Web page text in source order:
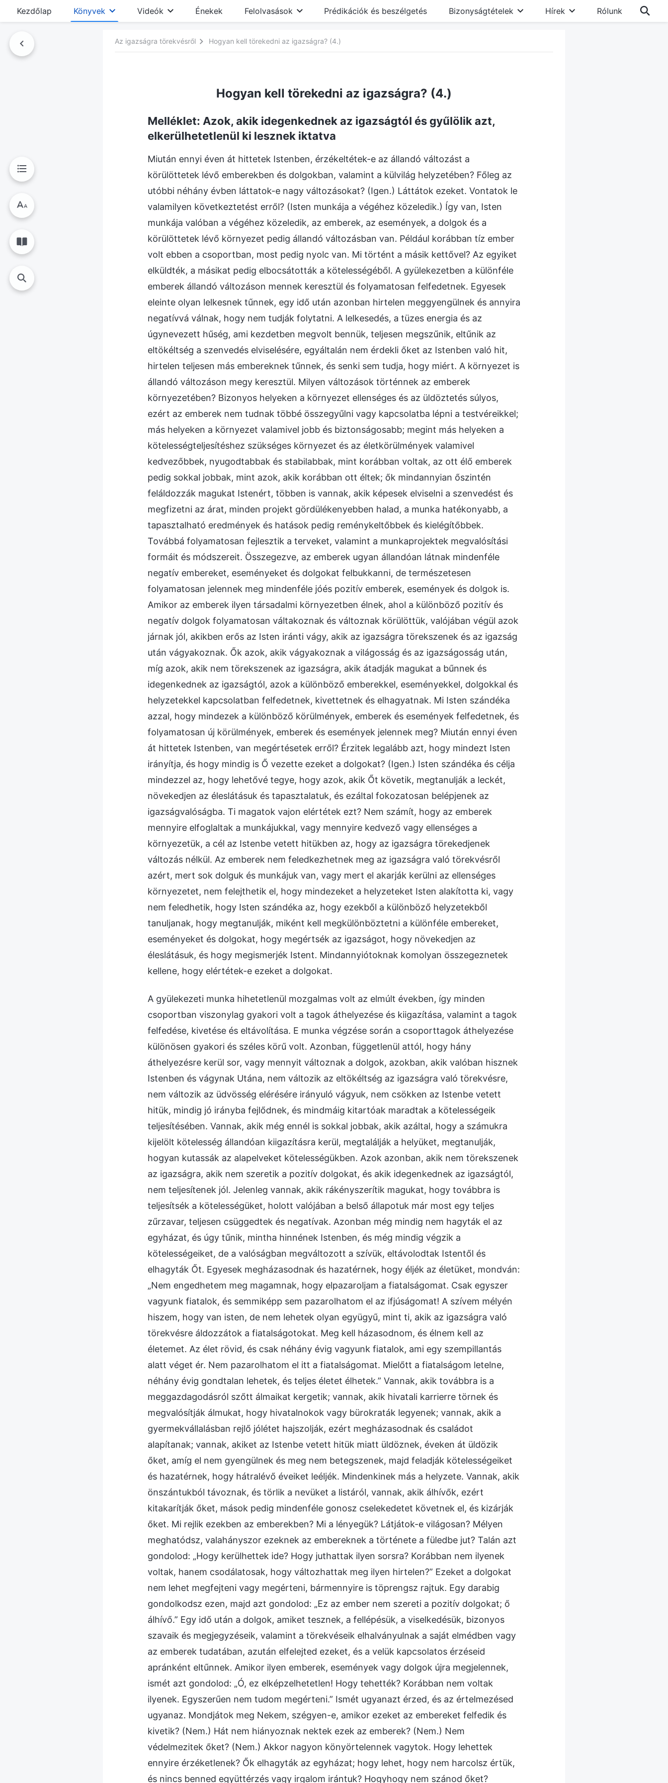
Kezdőlap Könyvek Videók Énekek Felolvasások Prédikációk és beszélgetés Bizonyságtételek Hírek Rólunk
Az igazságra törekvésről Hogyan kell törekedni az igazságra? (4.)
Hogyan kell törekedni az igazságra? (4.)
Melléklet: Azok, akik idegenkednek az igazságtól és gyűlölik azt,
elkerülhetetlenül ki lesznek iktatva
Miután ennyi éven át hittetek Istenben, érzékeltétek-e az állandó változást a
körülöttetek lévő emberekben és dolgokban, valamint a külvilág helyzetében? Főleg az
utóbbi néhány évben láttatok-e nagy változásokat? (Igen.) Láttátok ezeket. Vontatok le
valamilyen következtetést erről? (Isten munkája a végéhez közeledik.) Így van, Isten
munkája valóban a végéhez közeledik, az emberek, az események, a dolgok és a
körülöttetek lévő környezet pedig állandó változásban van. Például korábban tíz ember
volt ebben a csoportban, most pedig nyolc van. Mi történt a másik kettővel? Az egyiket
elküldték, a másikat pedig elbocsátották a kötelességéből. A gyülekezetben a különféle
emberek állandó változáson mennek keresztül és folyamatosan felfedetnek. Egyesek
eleinte olyan lelkesnek tűnnek, egy idő után azonban hirtelen meggyengülnek és annyira
negatívvá válnak, hogy nem tudják folytatni. A lelkesedés, a tüzes energia és az
úgynevezett hűség, ami kezdetben megvolt bennük, teljesen megszűnik, eltűnik az
eltökéltség a szenvedés elviselésére, egyáltalán nem érdekli őket az Istenben való hit,
hirtelen teljesen más embereknek tűnnek, és senki sem tudja, hogy miért. A környezet is
állandó változáson megy keresztül. Milyen változások történnek az emberek
környezetében? Bizonyos helyeken a környezet ellenséges és az üldöztetés súlyos,
ezért az emberek nem tudnak többé összegyűlni vagy kapcsolatba lépni a testvéreikkel;
más helyeken a környezet valamivel jobb és biztonságosabb; megint más helyeken a
kötelességteljesítéshez szükséges környezet és az életkörülmények valamivel
kedvezőbbek, nyugodtabbak és stabilabbak, mint korábban voltak, az ott élő emberek
pedig sokkal jobbak, mint azok, akik korábban ott éltek; ők mindannyian őszintén
feláldozzák magukat Istenért, többen is vannak, akik képesek elviselni a szenvedést és
megfizetni az árat, minden projekt gördülékenyebben halad, a munka hatékonyabb, a
tapasztalható eredmények és hatások pedig reménykeltőbbek és kielégítőbbek.
Továbbá folyamatosan fejlesztik a terveket, valamint a munkaprojektek megvalósítási
formáit és módszereit. Összegezve, az emberek ugyan állandóan látnak mindenféle
negatív embereket, eseményeket és dolgokat felbukkanni, de természetesen
folyamatosan jelennek meg mindenféle jóés pozitív emberek, események és dolgok is.
Amikor az emberek ilyen társadalmi környezetben élnek, ahol a különböző pozitív és
negatív dolgok folyamatosan váltakoznak és változnak körülöttük, valójában végül azok
járnak jól, akikben erős az Isten iránti vágy, akik az igazságra törekszenek és az igazság
után vágyakoznak. Ők azok, akik vágyakoznak a világosság és az igazságosság után,
míg azok, akik nem törekszenek az igazságra, akik átadják magukat a bűnnek és
idegenkednek az igazságtól, azok a különböző emberekkel, eseményekkel, dolgokkal és
helyzetekkel kapcsolatban felfedetnek, kivettetnek és elhagyatnak. Mi Isten szándéka
azzal, hogy mindezek a különböző körülmények, emberek és események felfedetnek, és
folyamatosan új körülmények, emberek és események jelennek meg? Miután ennyi éven
át hittetek Istenben, van megértésetek erről? Érzitek legalább azt, hogy mindezt Isten
irányítja, és hogy mindig is Ő vezette ezeket a dolgokat? (Igen.) Isten szándéka és célja
mindezzel az, hogy lehetővé tegye, hogy azok, akik Őt követik, megtanulják a leckét,
növekedjen az éleslátásuk és tapasztalatuk, és ezáltal fokozatosan belépjenek az
igazságvalóságba. Ti magatok vajon elértétek ezt? Nem számít, hogy az emberek
mennyire elfoglaltak a munkájukkal, vagy mennyire kedvező vagy ellenséges a
környezetük, a cél az Istenbe vetett hitükben az, hogy az igazságra törekedjenek
változás nélkül. Az emberek nem feledkezhetnek meg az igazságra való törekvésről
azért, mert sok dolguk és munkájuk van, vagy mert el akarják kerülni az ellenséges
környezetet, nem felejthetik el, hogy mindezeket a helyzeteket Isten alakította ki, vagy
nem feledhetik, hogy Isten szándéka az, hogy ezekből a különböző helyzetekből
tanuljanak, hogy megtanulják, miként kell megkülönböztetni a különféle embereket,
eseményeket és dolgokat, hogy megértsék az igazságot, hogy növekedjen az
éleslátásuk, és hogy megismerjék Istent. Mindannyiótoknak komolyan összegeznetek
kellene, hogy elértétek-e ezeket a dolgokat.
A gyülekezeti munka hihetetlenül mozgalmas volt az elmúlt években, így minden
csoportban viszonylag gyakori volt a tagok áthelyezése és kiigazítása, valamint a tagok
felfedése, kivetése és eltávolítása. E munka végzése során a csoporttagok áthelyezése
különösen gyakori és széles körű volt. Azonban, függetlenül attól, hogy hány
áthelyezésre kerül sor, vagy mennyit változnak a dolgok, azokban, akik valóban hisznek
Istenben és vágynak Utána, nem változik az eltökéltség az igazságra való törekvésre,
nem változik az üdvösség elérésére irányuló vágyuk, nem csökken az Istenbe vetett
hitük, mindig jó irányba fejlődnek, és mindmáig kitartóak maradtak a kötelességeik
teljesítésében. Vannak, akik még ennél is sokkal jobbak, akik azáltal, hogy a számukra
kijelölt kötelesség állandóan kiigazításra kerül, megtalálják a helyüket, megtanulják,
hogyan kutassák az alapelveket kötelességükben. Azok azonban, akik nem törekszenek
az igazságra, akik nem szeretik a pozitív dolgokat, és akik idegenkednek az igazságtól,
nem teljesítenek jól. Jelenleg vannak, akik rákényszerítik magukat, hogy továbbra is
teljesítsék a kötelességüket, holott valójában a belső állapotuk már most egy teljes
zűrzavar, teljesen csüggedtek és negatívak. Azonban még mindig nem hagyták el az
egyházat, és úgy tűnik, mintha hinnének Istenben, és még mindig végzik a
kötelességeiket, de a valóságban megváltozott a szívük, eltávolodtak Istentől és
elhagyták Őt. Egyesek megházasodnak és hazatérnek, hogy éljék az életüket, mondván:
„Nem engedhetem meg magamnak, hogy elpazaroljam a fiatalságomat. Csak egyszer
vagyunk fiatalok, és semmiképp sem pazarolhatom el az ifjúságomat! A szívem mélyén
hiszem, hogy van isten, de nem lehetek olyan együgyű, mint ti, akik az igazságra való
törekvésre áldozzátok a fiatalságotokat. Meg kell házasodnom, és élnem kell az
életemet. Az élet rövid, és csak néhány évig vagyunk fiatalok, ami egy szempillantás
alatt véget ér. Nem pazarolhatom el itt a fiatalságomat. Mielőtt a fiatalságom letelne,
néhány évig gondtalan lehetek, és teljes életet élhetek.” Vannak, akik továbbra is a
meggazdagodásról szőtt álmaikat kergetik; vannak, akik hivatali karrierre törnek és
megvalósítják álmukat, hogy hivatalnokok vagy bürokraták legyenek; vannak, akik a
gyermekvállalásban rejlő jólétet hajszolják, ezért megházasodnak és családot
alapítanak; vannak, akiket az Istenbe vetett hitük miatt üldöznek, éveken át üldözik
őket, amíg el nem gyengülnek és meg nem betegszenek, majd feladják kötelességeiket
és hazatérnek, hogy hátralévő éveiket leéljék. Mindenkinek más a helyzete. Vannak, akik
önszántukból távoznak, és törlik a nevüket a listáról, vannak, akik álhívők, ezért
kitakarítják őket, mások pedig mindenféle gonosz cselekedetet követnek el, és kizárják
őket. Mi rejlik ezekben az emberekben? Mi a lényegük? Látjátok-e világosan? Mélyen
meghatódsz, valahányszor ezeknek az embereknek a története a füledbe jut? Talán azt
gondolod: „Hogy kerülhettek ide? Hogy juthattak ilyen sorsra? Korábban nem ilyenek
voltak, hanem csodálatosak, hogy változhattak meg ilyen hirtelen?” Ezeket a dolgokat
nem lehet megfejteni vagy megérteni, bármennyire is töprengsz rajtuk. Egy darabig
gondolkodsz ezen, majd azt gondolod: „Ez az ember nem szereti a pozitív dolgokat; ő
álhívő.” Egy idő után a dolgok, amiket tesznek, a fellépésük, a viselkedésük, bizonyos
szavaik és megjegyzéseik, valamint a törekvéseik elhalványulnak a saját elmédben vagy
az emberek tudatában, azután elfelejted ezeket, és a velük kapcsolatos érzéseid
apránként eltűnnek. Amikor ilyen emberek, események vagy dolgok újra megjelennek,
ismét azt gondolod: „Ó, ez elképzelhetetlen! Hogy tehették? Korábban nem voltak
ilyenek. Egyszerűen nem tudom megérteni.” Ismét ugyanazt érzed, és az értelmezésed
ugyanaz. Mondjátok meg Nekem, szégyen-e, amikor ezeket az embereket felfedik és
kivetik? (Nem.) Hát nem hiányoznak nektek ezek az emberek? (Nem.) Nem
védelmezitek őket? (Nem.) Akkor nagyon könyörtelennek vagytok. Hogy lehettek
ennyire érzéketlenek? Ők elhagyták az egyházat; hogy lehet, hogy nem harcolsz értük,
és nincs benned együttérzés vagy irgalom irántuk? Hogyhogy nem szánod őket?